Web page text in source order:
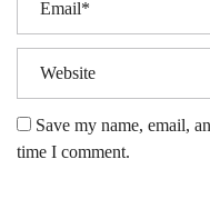
Save my name, email,
time I comment.